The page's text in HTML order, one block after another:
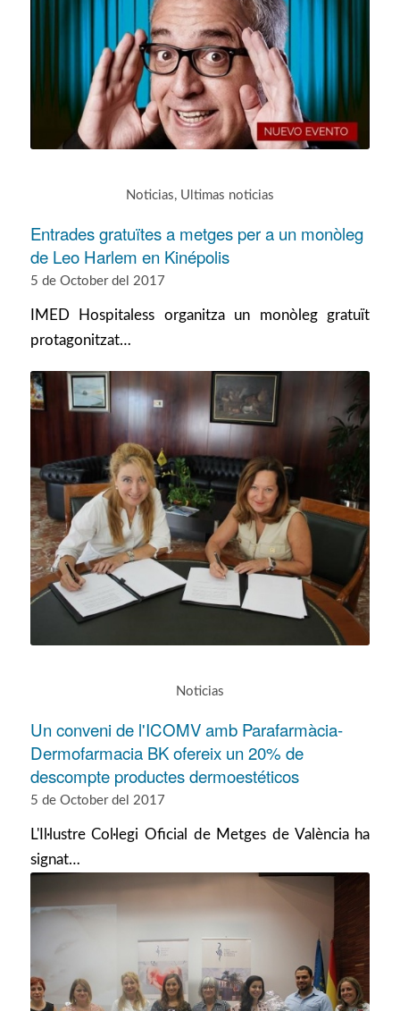
Noticias, Ultimas noticias
Entrades gratuïtes a metges per a un monòleg
de Leo Harlem en Kinépolis
5 de October del 2017
IMED Hospitaless organitza un monòleg gratuït
protagonitzat…
Noticias
Un conveni de l'ICOMV amb Parafarmàcia-
Dermofarmacia BK ofereix un 20% de
descompte productes dermoestéticos
5 de October del 2017
L'Il·lustre Col·legi Oficial de Metges de València ha
signat…